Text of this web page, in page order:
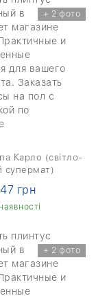
+ 2 фото
Карло (світло-
супермат)
грн
+ 2 фото